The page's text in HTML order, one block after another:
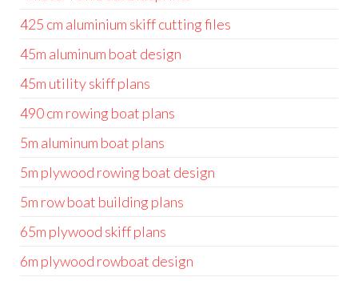
425 cm aluminium skiff cutting files
45m aluminum boat design
45m utility skiff plans
490 cm rowing boat plans
5m aluminum boat plans
5m plywood rowing boat design
5m row boat building plans
65m plywood skiff plans
6m plywood rowboat design